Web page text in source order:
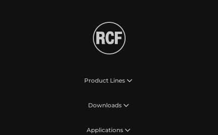
Product Lines
Downloads
Applications